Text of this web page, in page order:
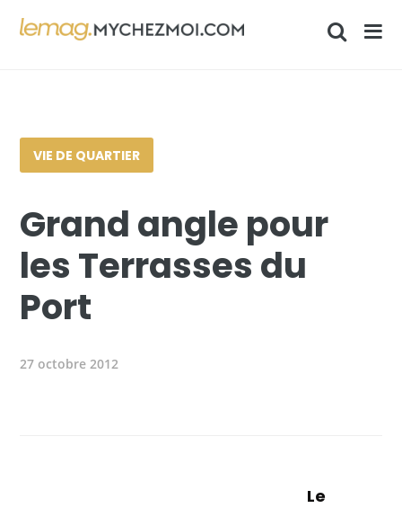
VIE DE QUARTIER
Grand angle pour
les Terrasses du
Port
27 octobre 2012
Le